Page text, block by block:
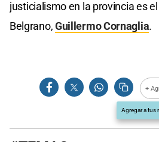
justicialismo en la provincia es
Belgrano,Guillermo Cornaglia.
+
Agregar a tus